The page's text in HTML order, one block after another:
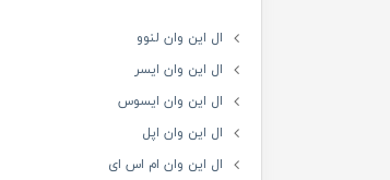
ال این وان لنوو
ال این وان ایسر
ال این وان ایسوس
ال این وان اپل
ال این وان ام اس ای